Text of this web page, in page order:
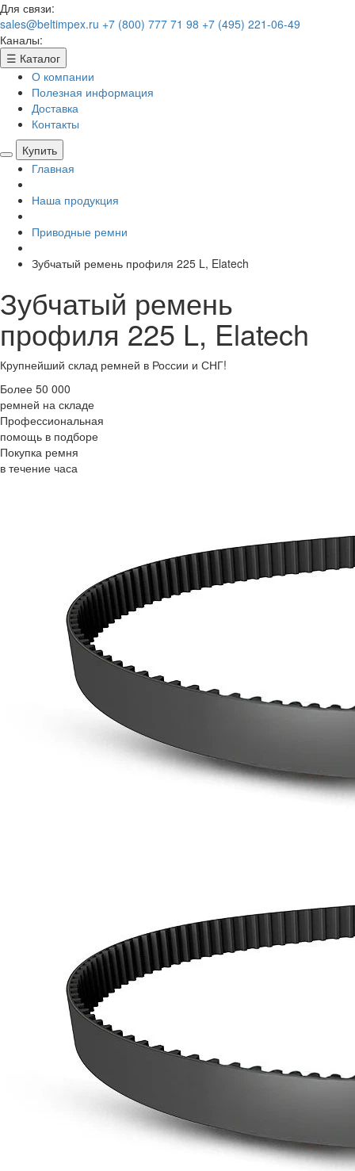
Для связи:
sales@beltimpex.ru +7 (800) 777 71 98 +7 (495) 221-06-49
Каналы:
☰ Каталог
О компании
Полезная информация
Доставка
Контакты
Купить
Главная
Наша продукция
Приводные ремни
Зубчатый ремень профиля 225 L, Elatech
Зубчатый ремень
профиля 225 L, Elatech
Крупнейший склад ремней в России и СНГ!
Более 50 000
ремней на складе
Профессиональная
помощь в подборе
Покупка ремня
в течение часа